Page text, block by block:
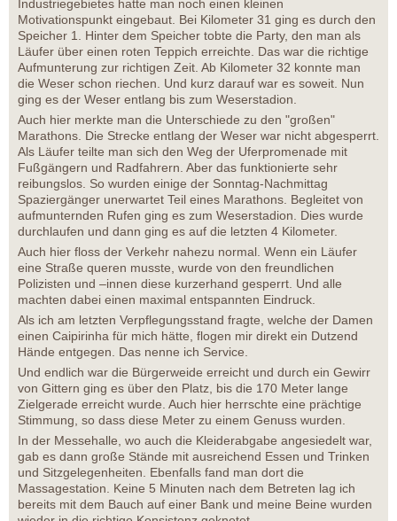
Industriegebietes hatte man noch einen kleinen
Motivationspunkt eingebaut. Bei Kilometer 31 ging es durch den
Speicher 1. Hinter dem Speicher tobte die Party, den man als
Läufer über einen roten Teppich erreichte. Das war die richtige
Aufmunterung zur richtigen Zeit. Ab Kilometer 32 konnte man
die Weser schon riechen. Und kurz darauf war es soweit. Nun
ging es der Weser entlang bis zum Weserstadion.
Auch hier merkte man die Unterschiede zu den "großen"
Marathons. Die Strecke entlang der Weser war nicht abgesperrt.
Als Läufer teilte man sich den Weg der Uferpromenade mit
Fußgängern und Radfahrern. Aber das funktionierte sehr
reibungslos. So wurden einige der Sonntag-Nachmittag
Spaziergänger unerwartet Teil eines Marathons. Begleitet von
aufmunternden Rufen ging es zum Weserstadion. Dies wurde
durchlaufen und dann ging es auf die letzten 4 Kilometer.
Auch hier floss der Verkehr nahezu normal. Wenn ein Läufer
eine Straße queren musste, wurde von den freundlichen
Polizisten und –innen diese kurzerhand gesperrt. Und alle
machten dabei einen maximal entspannten Eindruck.
Als ich am letzten Verpflegungsstand fragte, welche der Damen
einen Caipirinha für mich hätte, flogen mir direkt ein Dutzend
Hände entgegen. Das nenne ich Service.
Und endlich war die Bürgerweide erreicht und durch ein Gewirr
von Gittern ging es über den Platz, bis die 170 Meter lange
Zielgerade erreicht wurde. Auch hier herrschte eine prächtige
Stimmung, so dass diese Meter zu einem Genuss wurden.
In der Messehalle, wo auch die Kleiderabgabe angesiedelt war,
gab es dann große Stände mit ausreichend Essen und Trinken
und Sitzgelegenheiten. Ebenfalls fand man dort die
Massagestation. Keine 5 Minuten nach dem Betreten lag ich
bereits mit dem Bauch auf einer Bank und meine Beine wurden